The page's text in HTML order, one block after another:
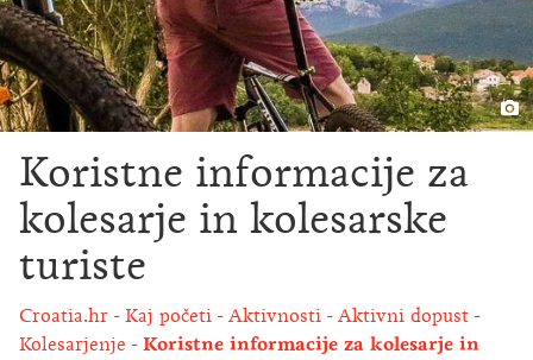
Koristne informacije za
kolesarje in kolesarske
turiste
Croatia.hr Kaj početi Aktivnosti
Aktivni dopust
Kolesarjenje
Koristne informacije za kolesarje in